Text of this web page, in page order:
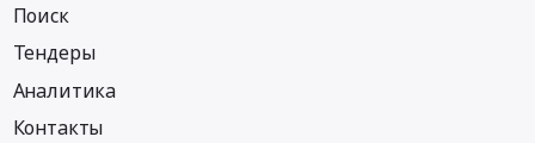
Поиск
Тендеры
Аналитика
Контакты